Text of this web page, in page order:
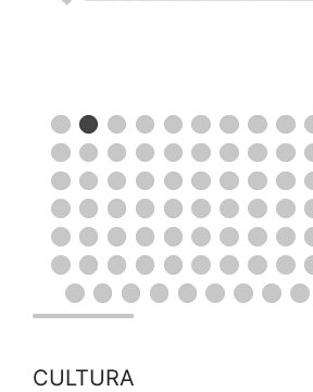
CULTURA
¡No se ha encontrado la galería!
HUMOR POLITICO